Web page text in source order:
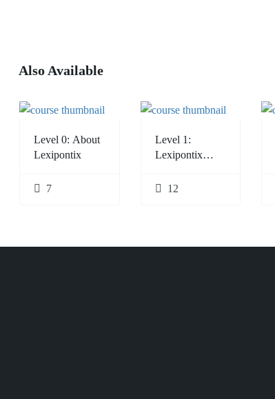
Also Available
Level 0: About
Lexipontix
7
Level 1:
Lexipontix
Protocol (LAP)
12